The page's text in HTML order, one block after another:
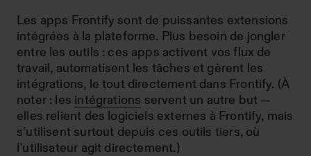
Les apps Frontify sont de puissantes extensions
intégrées à la plateforme. Plus besoin de jongler
entre les outils : ces apps activent vos flux de
travail, automatisent les tâches et gèrent les
intégrations, le tout directement dans Frontify. (À
noter : les intégrations servent un autre but —
elles relient des logiciels externes à Frontify, mais
s’utilisent surtout depuis ces outils tiers, où
l’utilisateur agit directement.)